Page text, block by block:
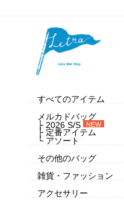
すべてのアイテム
メルカドバッグ
├ 2026 S/S
NEW
├ 定番アイテム
└ アソート
その他のバッグ
雑貨・ファッション
アクセサリー